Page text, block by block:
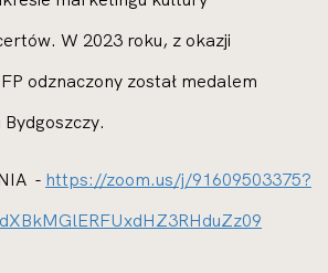
W 2023 roku, z okazji
odznaczony został medalem
- https://zoom.us/j/91609503375?